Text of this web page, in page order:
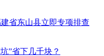
省东山县立即专项排查
”省下几千块？